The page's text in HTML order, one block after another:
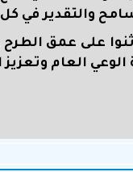
والتقدير
على عمق
العام وتعزيز